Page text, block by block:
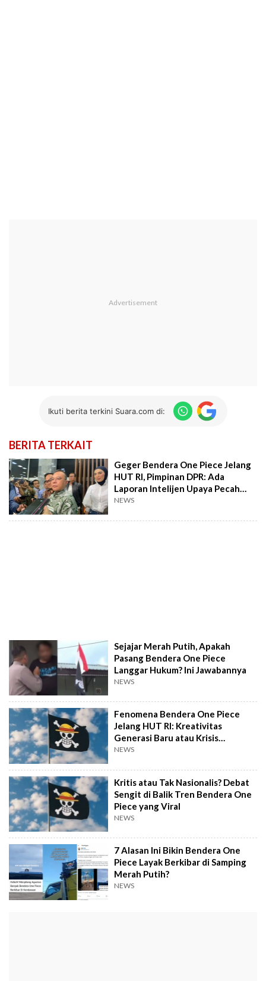
Ikuti berita terkini Suara.com di:
BERITA TERKAIT
Geger Bendera One Piece Jelang
HUT RI, Pimpinan DPR: Ada
Laporan Intelijen Upaya Pecah
Belah Bangsa!
NEWS
Sejajar Merah Putih, Apakah
Pasang Bendera One Piece
Langgar Hukum? Ini Jawabannya
NEWS
Fenomena Bendera One Piece
Jelang HUT RI: Kreativitas
Generasi Baru atau Krisis
Ideologi?
NEWS
Kritis atau Tak Nasionalis? Debat
Sengit di Balik Tren Bendera One
Piece yang Viral
NEWS
7 Alasan Ini Bikin Bendera One
Piece Layak Berkibar di Samping
Merah Putih?
NEWS